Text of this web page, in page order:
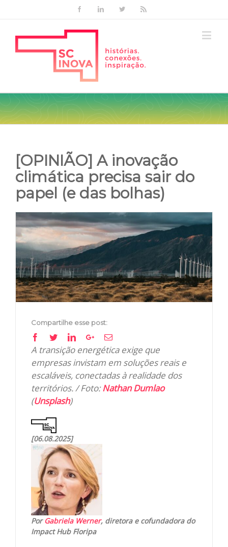
FacebookLinkedinTwitter
[OPINIÃO] A inovação
climática precisa sair do
papel (e das bolhas)
View
Larger
Image
Compartilhe esse post:
Facebook
TwitterLinkedinGoogle+Email
A transição energética exige que
empresas invistam em soluções reais e
escaláveis, conectadas à realidade dos
territórios. / Foto:Nathan Dumlao
(Unsplash)
[06.08.2025]
Por Gabriela Werner, diretora e cofundadora do
Impact Hub Floripa